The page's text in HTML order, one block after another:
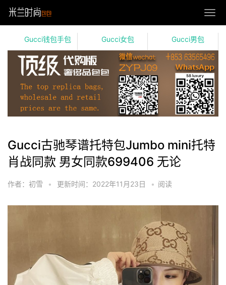
Gucci钱包手包 Gucci女包 Gucci男包
Gucci古驰琴谱托特包Jumbo mini托特
肖战同款 男女同款699406 无论
作者：初雪 • 更新时间：2022年11月23日 • 阅读